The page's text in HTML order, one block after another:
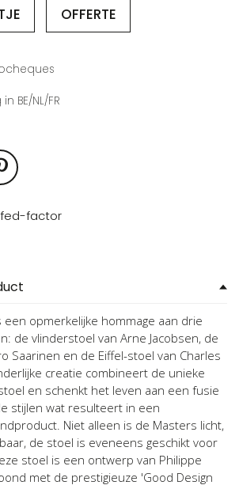
OFFERTE
BE/NL/FR
factor
opmerkelijke hommage aan drie
de vlinderstoel van Arne Jacobsen, de
Saarinen en de Eiffel-stoel van Charles
creatie combineert de unieke
en schenkt het leven aan een fusie
stijlen wat resulteert in een
Niet alleen is de Masters licht,
de stoel is eveneens geschikt voor
stoel is een ontwerp van Philippe
met de prestigieuze 'Good Design